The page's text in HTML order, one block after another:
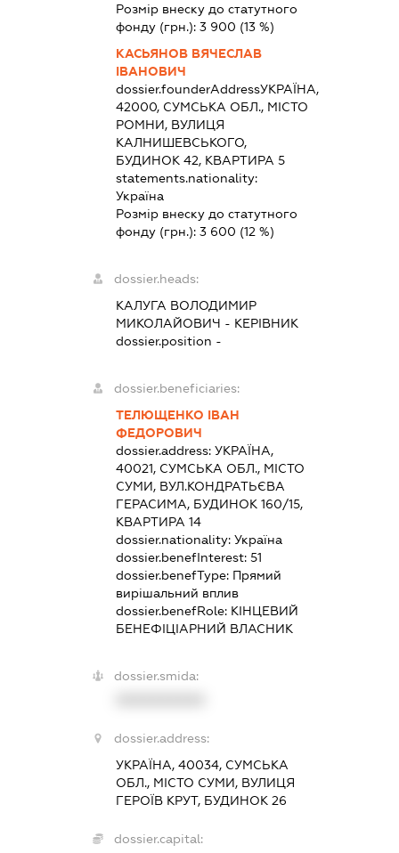
Розмір внеску до статутного
фонду (грн.): 3 900 (13 %)
КАСЬЯНОВ ВЯЧЕСЛАВ
ІВАНОВИЧ
dossier.founderAddressУКРАЇНА,
42000, СУМСЬКА ОБЛ., МІСТО
РОМНИ, ВУЛИЦЯ
КАЛНИШЕВСЬКОГО,
БУДИНОК 42, КВАРТИРА 5
statements.nationality:
Україна
Розмір внеску до статутного
фонду (грн.): 3 600 (12 %)
dossier.heads:
КАЛУГА ВОЛОДИМИР
МИКОЛАЙОВИЧ - КЕРІВНИК
dossier.position -
dossier.beneficiaries:
ТЕЛЮЩЕНКО ІВАН
ФЕДОРОВИЧ
dossier.address: УКРАЇНА,
40021, СУМСЬКА ОБЛ., МІСТО
СУМИ, ВУЛ.КОНДРАТЬЄВА
ГЕРАСИМА, БУДИНОК 160/15,
КВАРТИРА 14
dossier.nationality: Україна
dossier.benefInterest: 51
dossier.benefType: Прямий
вирішальний вплив
dossier.benefRole: КІНЦЕВИЙ
БЕНЕФІЦІАРНИЙ ВЛАСНИК
dossier.smida:
dossier.address:
УКРАЇНА, 40034, СУМСЬКА
ОБЛ., МІСТО СУМИ, ВУЛИЦЯ
ГЕРОЇВ КРУТ, БУДИНОК 26
dossier.capital: